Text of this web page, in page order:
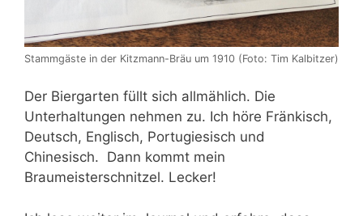
Stammgäste in der Kitzmann-Bräu um 1910 (Foto: Tim Kalbitzer)
Der Biergarten füllt sich allmählich. Die
Unterhaltungen nehmen zu. Ich höre Fränkisch,
Deutsch, Englisch, Portugiesisch und
Chinesisch. Dann kommt mein
Braumeisterschnitzel. Lecker!